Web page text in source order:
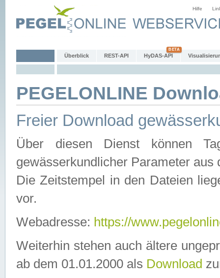
Hilfe
Überblick REST-API HyDAS-API
PEGELONLINE
Freier Download
Über diesen Dienst können
gewässerkundlicher Parameter aus
Die Zeitstempel in den Dateien
vor.
Webadresse: https://
Weiterhin stehen auch ältere
ab dem 01.01.2000 als Download